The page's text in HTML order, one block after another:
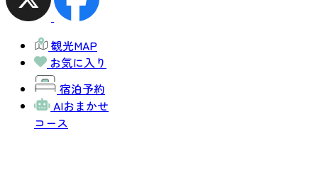
観光MAP
お気に入り
宿泊予約
AIおまかせ
コース